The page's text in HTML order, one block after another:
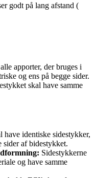
godt på lang afstand (
apporter, der bruges i
og ens på begge sider.
skal have samme
have identiske sidestykker,
af bidestykket.
Sidestykkerne
og have samme